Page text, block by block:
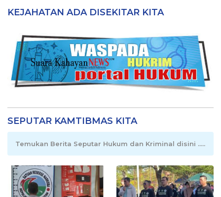
KEJAHATAN ADA DISEKITAR KITA
SEPUTAR KAMTIBMAS KITA
Temukan Berita Seputar Hukum dan Kriminal disini .....